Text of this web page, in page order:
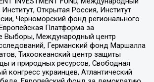
Открытая Россия, Институт
Черноморский фонд регионального
Платформа за
Выборы, Международный центр
Германский фонд Маршалла
Тихоокеанский центр защиты
и природных ресурсов, Свободная
конгресс украинцев, Атлантический